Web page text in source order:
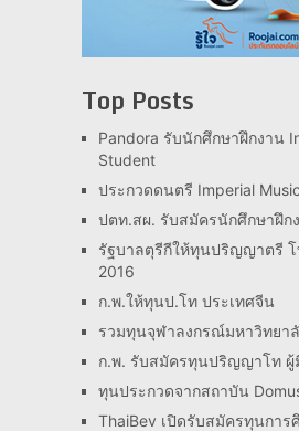
Top Posts
Pandora รับนักศึกษาฝึกงาน
Student
ประกวดดนตรี Imperial
ปตท.สผ. รับสมัครนักศึกษาฝึก
รัฐบาลตุรีกีให้ทุนปริญญาตรี โ
2016
ก.พ.ให้ทุนป.โท ประเทศจีน
รวมทุนจุฬาลงกรณ์มหาวิทยา
ก.พ. รับสมัครทุนปริญญาโท ผู้
ทุนประกวดจากสถาบัน
ThaiBev เปิดรับสมัครทุนกา